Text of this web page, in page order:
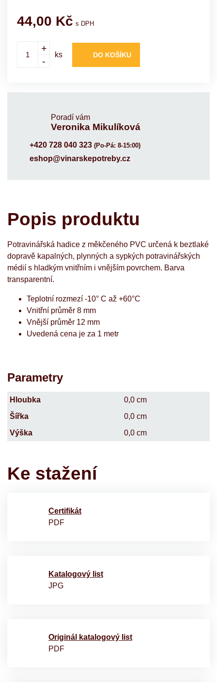
44,00 Kč s DPH
+
-
ks DO KOŠÍKU
Poradí vám
Veronika Mikulíková
+420 728 040 323 (Po-Pá: 8-15:00)
eshop@vinarskepotreby.cz
Popis produktu
Potravinářská hadice z měkčeného PVC určená k beztlaké
dopravě kapalných, plynných a sypkých potravinářských
médií s hladkým vnitřním i vnějším povrchem. Barva
transparentní.
Teplotní rozmezí -10° C až +60°C
Vnitřní průměr 8 mm
Vnější průměr 12 mm
Uvedená cena je za 1 metr
Parametry
Hloubka
0,0 cm
Šířka
0,0 cm
Výška
0,0 cm
Ke stažení
Certifikát
PDF
Katalogový list
JPG
Originál katalogový list
PDF